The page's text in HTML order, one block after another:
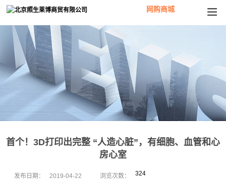
网购商城
首个！3D打印出完整 “人造心脏”，有细胞、血管和心
房心室
发布日期： 2019-04-22 浏览次数： 324